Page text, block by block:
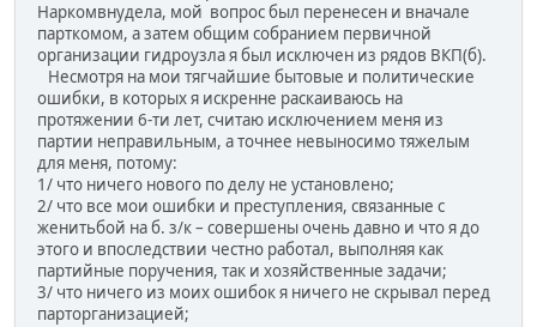
Наркомвнудела, мой вопрос был перенесен и вначале
парткомом, а затем общим собранием первичной
организации гидроузла я был исключен из рядов ВКП(б).
Несмотря на мои тягчайшие бытовые и политические
ошибки, в которых я искренне раскаиваюсь на
протяжении 6-ти лет, считаю исключением меня из
партии неправильным, а точнее невыносимо тяжелым
для меня, потому:
1/ что ничего нового по делу не установлено;
2/ что все мои ошибки и преступления, связанные с
женитьбой на б. з/к – совершены очень давно и что я до
этого и впоследствии честно работал, выполняя как
партийные поручения, так и хозяйственные задачи;
3/ что ничего из моих ошибок я ничего не скрывал перед
парторганизацией;